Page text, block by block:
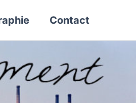
Contact